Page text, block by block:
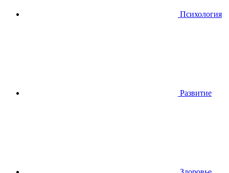
Психология
Развитие